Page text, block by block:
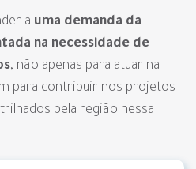
a uma demanda da
na necessidade de
, não apenas para atuar na
para contribuir nos projetos
pela região nessa